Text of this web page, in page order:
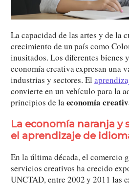
La capacidad de las artes y de la
crecimiento de un país como
inusitados. Los diferentes bienes
economía creativa expresan una
industrias y sectores. El
convierte en un vehículo para la
principios de laeconomía
La economía naranja y
el aprendizaje de
En la última década, el comercio
servicios creativos ha crecido
UNCTAD, entre 2002 y 2011 las